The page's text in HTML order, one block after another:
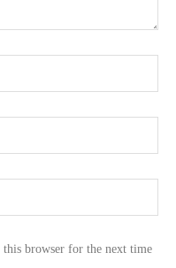
this browser for the next time